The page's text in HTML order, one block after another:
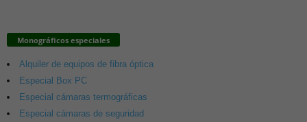
Monográficos especiales
Alquiler de equipos de fibra óptica
Especial Box PC
Especial cámaras termográficas
Especial cámaras de seguridad